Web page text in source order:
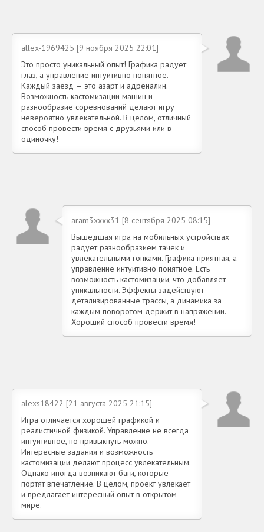
allex-1969425 [9 ноября 2025 22:01]
Это просто уникальный опыт! Графика радует
глаз, а управление интуитивно понятное.
Каждый заезд — это азарт и адреналин.
Возможность кастомизации машин и
разнообразие соревнований делают игру
невероятно увлекательной. В целом, отличный
способ провести время с друзьями или в
одиночку!
aram3xxxx31 [8 сентября 2025 08:15]
Вышедшая игра на мобильных устройствах
радует разнообразием тачек и
увлекательными гонками. Графика приятная, а
управление интуитивно понятное. Есть
возможность кастомизации, что добавляет
уникальности. Эффекты задействуют
детализированные трассы, а динамика за
каждым поворотом держит в напряжении.
Хороший способ провести время!
alexs18422 [21 августа 2025 21:15]
Игра отличается хорошей графикой и
реалистичной физикой. Управление не всегда
интуитивное, но привыкнуть можно.
Интересные задания и возможность
кастомизации делают процесс увлекательным.
Однако иногда возникают баги, которые
портят впечатление. В целом, проект увлекает
и предлагает интересный опыт в открытом
мире.